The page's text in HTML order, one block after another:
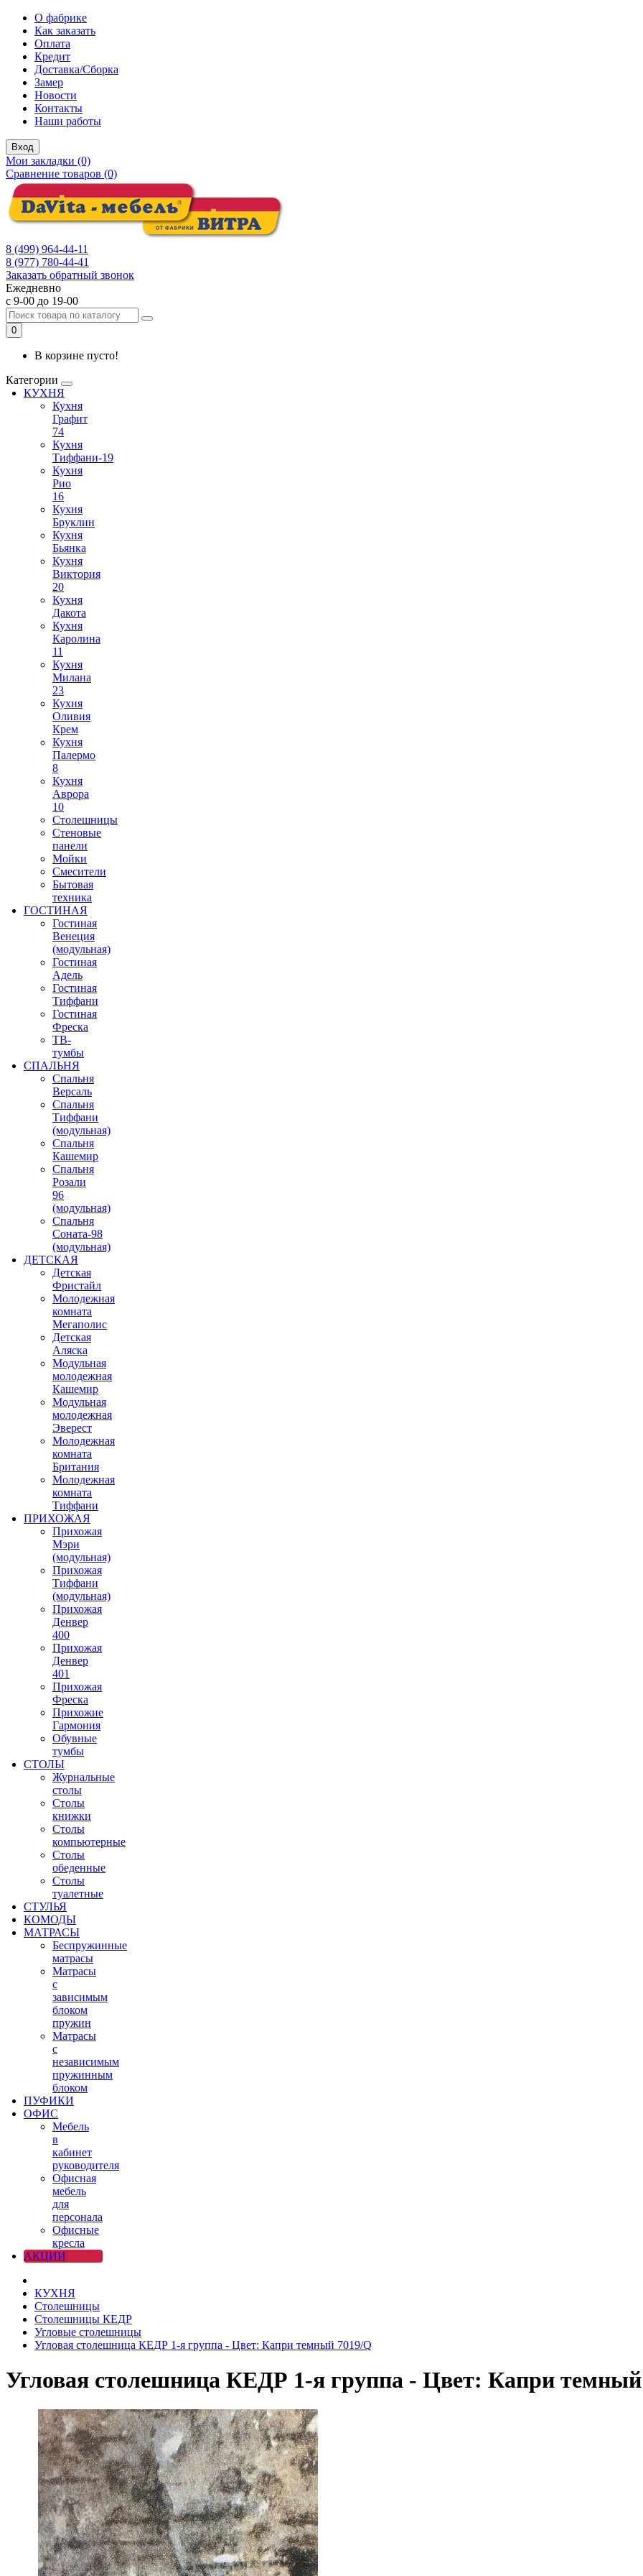
О фабрике
Как заказать
Оплата
Кредит
Доставка/Сборка
Замер
Новости
Контакты
Наши работы
Вход
Мои закладки (0)
Сравнение товаров (0)
8 (499) 964-44-11
8 (977) 780-44-41
Заказать обратный звонок
Ежедневно
с 9-00 до 19-00
0
В корзине пусто!
Категории
КУХНЯ
Кухня
Графит
74
Кухня
Тиффани-19
Кухня
Рио
16
Кухня
Бруклин
Кухня
Бьянка
Кухня
Виктория
20
Кухня
Дакота
Кухня
Каролина
11
Кухня
Милана
23
Кухня
Оливия
Крем
Кухня
Палермо
8
Кухня
Аврора
10
Столешницы
Стеновые
панели
Мойки
Смесители
Бытовая
техника
ГОСТИНАЯ
Гостиная
Венеция
(модульная)
Гостиная
Адель
Гостиная
Тиффани
Гостиная
Фреска
ТВ-
тумбы
СПАЛЬНЯ
Спальня
Версаль
Спальня
Тиффани
(модульная)
Спальня
Кашемир
Спальня
Розали
96
(модульная)
Спальня
Соната-98
(модульная)
ДЕТСКАЯ
Детская
Фристайл
Молодежная
комната
Мегаполис
Детская
Аляска
Модульная
молодежная
Кашемир
Модульная
молодежная
Эверест
Молодежная
комната
Британия
Молодежная
комната
Тиффани
ПРИХОЖАЯ
Прихожая
Мэри
(модульная)
Прихожая
Тиффани
(модульная)
Прихожая
Денвер
400
Прихожая
Денвер
401
Прихожая
Фреска
Прихожие
Гармония
Обувные
тумбы
СТОЛЫ
Журнальные
столы
Столы
книжки
Столы
компьютерные
Столы
обеденные
Столы
туалетные
СТУЛЬЯ
КОМОДЫ
МАТРАСЫ
Беспружинные
матрасы
Матрасы
с
зависимым
блоком
пружин
Матрасы
с
независимым
пружинным
блоком
ПУФИКИ
ОФИС
Мебель
в
кабинет
руководителя
Офисная
мебель
для
персонала
Офисные
кресла
АКЦИИ
КУХНЯ
Столешницы
Столешницы КЕДР
Угловые столешницы
Угловая столешница КЕДР 1-я группа - Цвет: Капри темный 7019/Q
Угловая столешница КЕДР 1-я группа - Цвет: Капри темный